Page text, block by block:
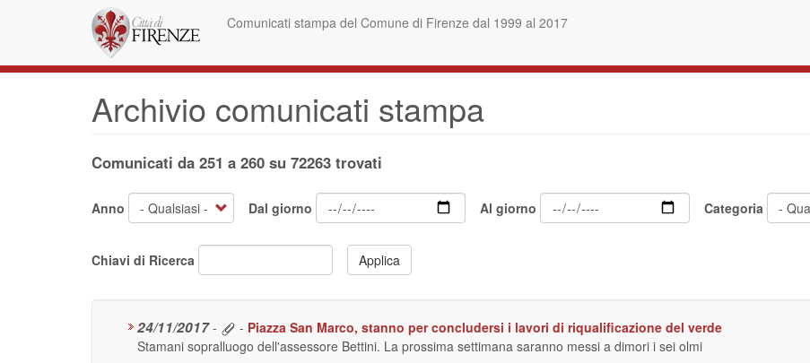
principale
Comunicati stampa del Comune di Firenze dal 1999 al 2017
Archivio comunicati stampa
Comunicati da 251 a 260 su 72263 trovati
Anno Dal giorno Al giorno Categoria
Chiavi di Ricerca Applica
24/11/2017 - - Piazza San Marco, stanno per concludersi i lavori di riqualificazione del verde
Stamani sopralluogo dell'assessore Bettini. La prossima settimana saranno messi a dimori i sei olmi